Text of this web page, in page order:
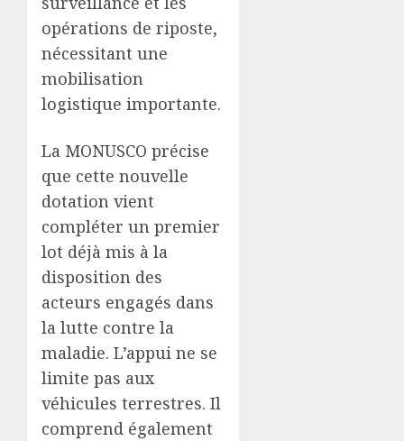
opérations de riposte,
nécessitant une
mobilisation
logistique importante.
La MONUSCO précise
que cette nouvelle
dotation vient
compléter un premier
lot déjà mis à la
disposition des
acteurs engagés dans
la lutte contre la
maladie. L’appui ne se
limite pas aux
véhicules terrestres. Il
comprend également